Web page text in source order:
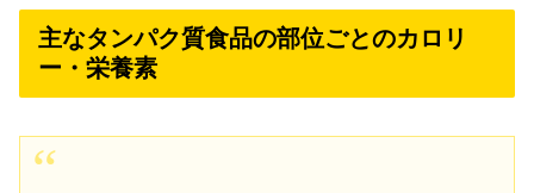
主なタンパク質食品の部位ごとのカロリ
ー・栄養素